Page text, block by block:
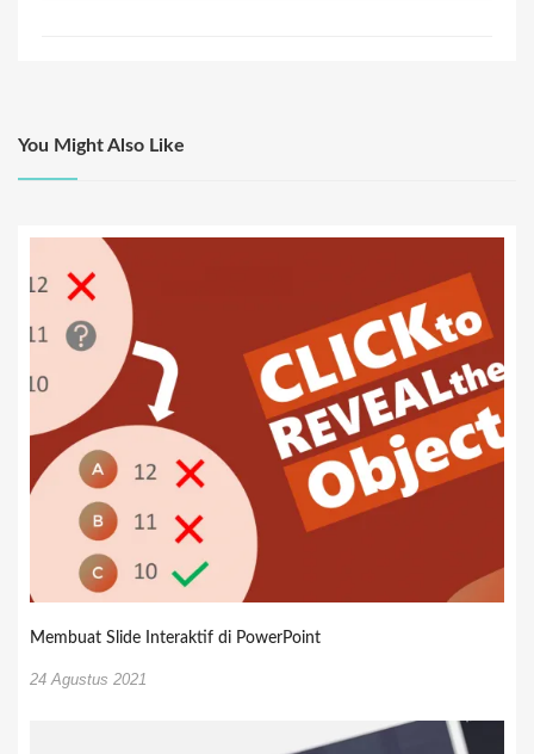
You Might Also Like
Membuat Slide Interaktif di PowerPoint
24 Agustus 2021